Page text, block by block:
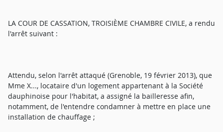
LA COUR DE CASSATION, TROISIÈME CHAMBRE CIVILE, a rendu
l'arrêt suivant :
Attendu, selon l'arrêt attaqué (Grenoble, 19 février 2013), que
Mme X..., locataire d'un logement appartenant à la Société
dauphinoise pour l'habitat, a assigné la bailleresse afin,
notamment, de l'entendre condamner à mettre en place une
installation de chauffage ;